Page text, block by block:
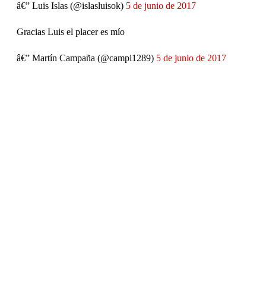
â€” Luis Islas (@islasluisok) 5 de junio de 2017
Gracias Luis el placer es mío
â€” Martín Campaña (@campi1289) 5 de junio de 2017